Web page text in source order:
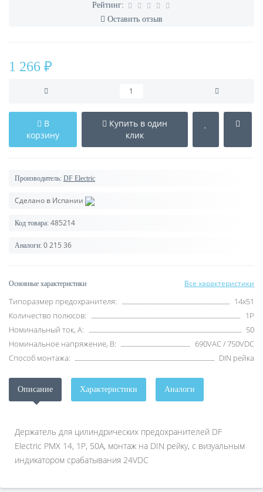
Рейтинг:
Оставить отзыв
1 266 ₽
В
корзину
Купить в один
клик
Производитель: DF Electric
Сделано в Испании
Код товара: 485214
Аналоги: 0 215 36
Основные характеристики Все характеристики
Типоразмер предохранителя:
14x51
Количество полюсов:
1P
Номинальный ток, А:
50
Номинальное напряжение, В:
690VAC / 750VDC
Способ монтажа:
DIN рейка
Описание Характеристики Аналоги
Держатель для цилиндрических предохранителей DF
Electric PMX 14, 1P, 50А, монтаж на DIN рейку, c визуальным
индикатором срабатывания 24VDC